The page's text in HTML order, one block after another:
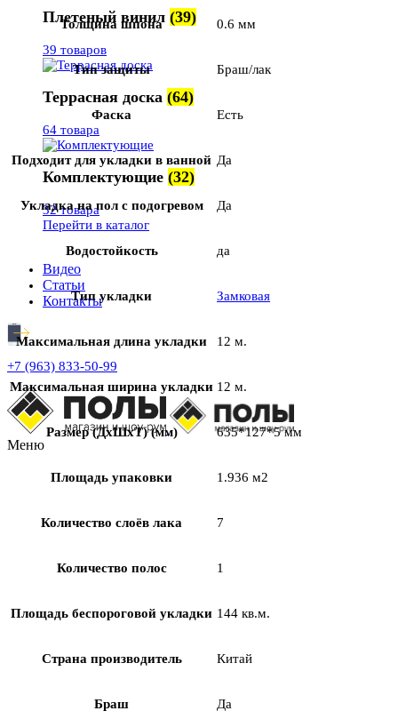
Плетеный винил (39)
39 товаров
Террасная доска (64)
64 товара
Комплектующие (32)
32 товара
Перейти в каталог
Видео
Статьи
Контакты
+7 (963) 833-50-99
Меню
Толщина шпона 0.6 мм
Тип защиты Браш/лак
Фаска Есть
Подходит для укладки в ванной Да
Укладка на пол c подогревом Да
Водостойкость да
Тип укладки Замковая
Максимальная длина укладки 12 м.
Максимальная ширина укладки 12 м.
Размер (ДхШхТ) (мм) 635*127*5 мм
Площадь упаковки 1.936 м2
Количество слоёв лака 7
Количество полос 1
Площадь беспороговой укладки 144 кв.м.
Страна производитель Китай
Браш Да